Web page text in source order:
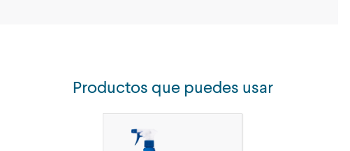
Productos que puedes usar